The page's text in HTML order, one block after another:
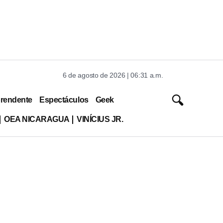
6 de agosto de 2026 | 06:31 a.m.
Espectáculos Geek
OEA NICARAGUA VINÍCIUS JR.